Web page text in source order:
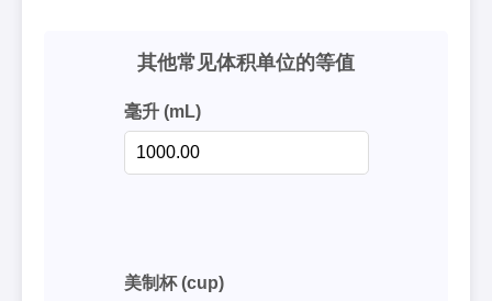
其他常见体积单位的等值
毫升 (mL)
美制杯 (cup)